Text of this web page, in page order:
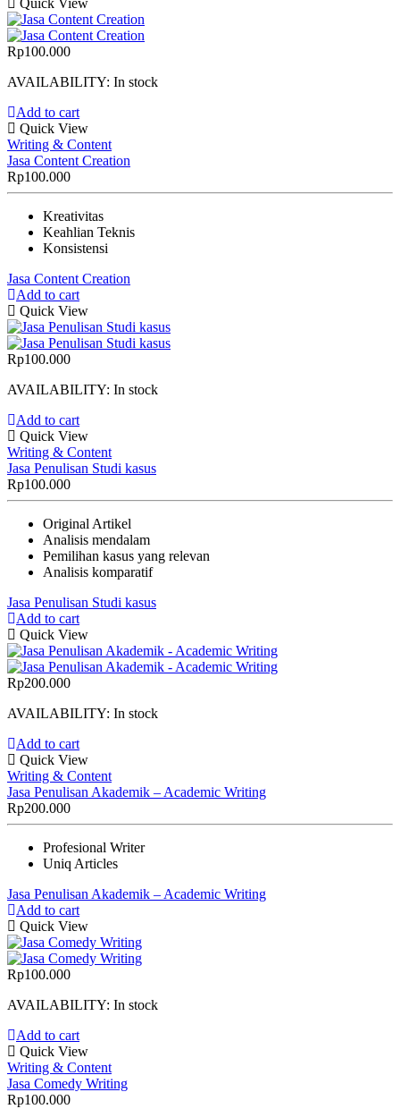
Quick View
Rp100.000
AVAILABILITY: In stock
Add to cart
Quick View
Writing & Content
Jasa Content Creation
Rp100.000
Kreativitas
Keahlian Teknis
Konsistensi
Jasa Content Creation
Add to cart
Quick View
Rp100.000
AVAILABILITY: In stock
Add to cart
Quick View
Writing & Content
Jasa Penulisan Studi kasus
Rp100.000
Original Artikel
Analisis mendalam
Pemilihan kasus yang relevan
Analisis komparatif
Jasa Penulisan Studi kasus
Add to cart
Quick View
Rp200.000
AVAILABILITY: In stock
Add to cart
Quick View
Writing & Content
Jasa Penulisan Akademik – Academic Writing
Rp200.000
Profesional Writer
Uniq Articles
Jasa Penulisan Akademik – Academic Writing
Add to cart
Quick View
Rp100.000
AVAILABILITY: In stock
Add to cart
Quick View
Writing & Content
Jasa Comedy Writing
Rp100.000